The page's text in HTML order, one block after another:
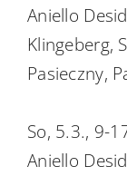
Academy
Aniello
Klingeberg,
Pasieczny,
So, 5.3., 9-
Aniello